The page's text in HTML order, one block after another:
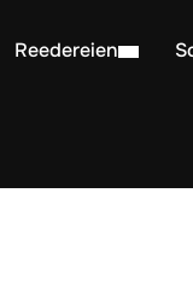
Reedereien